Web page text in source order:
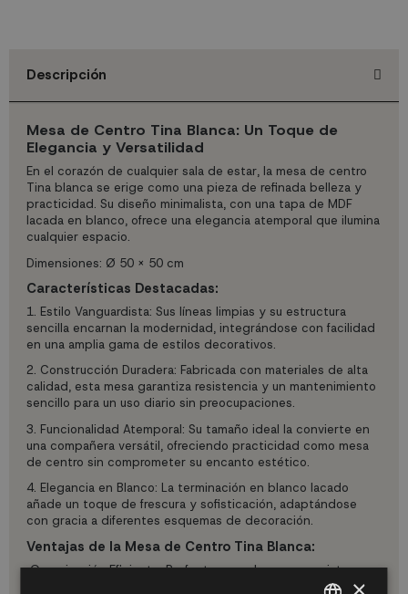
Descripción
Mesa de Centro Tina Blanca: Un Toque de
Elegancia y Versatilidad
En el corazón de cualquier sala de estar, la mesa de centro
Tina blanca se erige como una pieza de refinada belleza y
practicidad. Su diseño minimalista, con una tapa de MDF
lacada en blanco, ofrece una elegancia atemporal que ilumina
cualquier espacio.
Dimensiones: Ø 50 x 50 cm
Características Destacadas:
1. Estilo Vanguardista: Sus líneas limpias y su estructura
sencilla encarnan la modernidad, integrándose con facilidad
en una amplia gama de estilos decorativos.
2. Construcción Duradera: Fabricada con materiales de alta
calidad, esta mesa garantiza resistencia y un mantenimiento
sencillo para un uso diario sin preocupaciones.
3. Funcionalidad Atemporal: Su tamaño ideal la convierte en
una compañera versátil, ofreciendo practicidad como mesa
de centro sin comprometer su encanto estético.
4. Elegancia en Blanco: La terminación en blanco lacado
añade un toque de frescura y sofisticación, adaptándose
con gracia a diferentes esquemas de decoración.
Ventajas de la Mesa de Centro Tina Blanca:
Organización Eficiente: Perfecta para almacenar revistas,
controles remotos o elementos decorativos, optimizando el